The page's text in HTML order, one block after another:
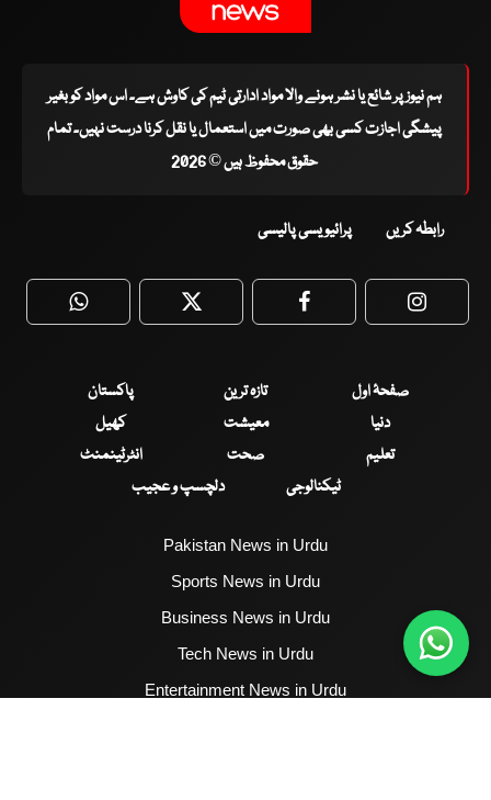
ہم نیوز پر شائع یا نشر ہونے والا مواد ادارتی ٹیم کی کاوش ہے۔ اس مواد کو بغیر
پیشگی اجازت کسی بھی صورت میں استعمال یا نقل کرنا درست نہیں۔ تمام
حقوق محفوظ ہیں © 2026
رابطہ کریں پرائیویسی پالیسی
WhatsApp Twitter Facebook
صفحۂ اول تازہ ترین
پاکستان
دنیا
معیشت
کھیل
تعلیم
صحت
انٹرٹینمنٹ
ٹیکنالوجی
دلچسپ و عجیب
Pakistan News in Urdu
Sports News in Urdu
Business News in Urdu
Tech News in Urdu
Entertainment News in Urdu